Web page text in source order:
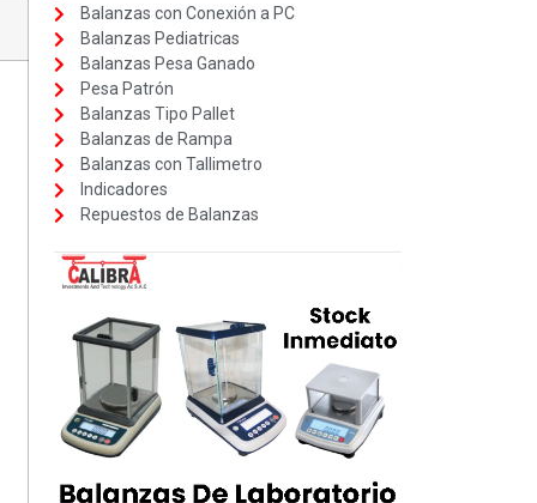
Balanzas con Conexión a PC
Balanzas Pediatricas
Balanzas Pesa Ganado
Pesa Patrón
Balanzas Tipo Pallet
Balanzas de Rampa
Balanzas con Tallimetro
Indicadores
Repuestos de Balanzas